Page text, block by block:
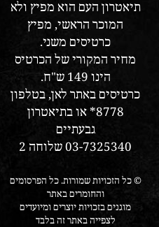
תיאטרון העם הוא מפיץ ולא
המוכר הראשי, מפיץ
כרטיסים משני.
מחיר המקורי של הכרטיס
הינו 149 ש"ח.
כרטיסים באתר לאן, בטלפון
8778* או בתיאטרון
גבעתיים
03-7325340 שלוחה 2
© כל הזכויות שמורות. כל הפרסומים
והחומרים באתר
מוגנים בזכויות יוצרים ומיועדים
לצפייה באתר זה בלבד